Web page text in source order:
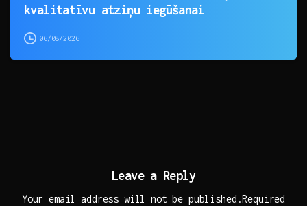
kvalitatīvu atziņu iegūšanai
06/08/2026
Leave a Reply
Your email address will not be published.Required